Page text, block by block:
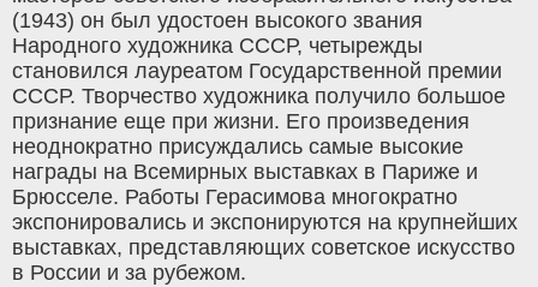
(1943) он был удостоен высокого звания
Народного художника СССР, четырежды
становился лауреатом Государственной премии
СССР. Творчество художника получило большое
признание еще при жизни. Его произведения
неоднократно присуждались самые высокие
награды на Всемирных выставках в Париже и
Брюсселе. Работы Герасимова многократно
экспонировались и экспонируются на крупнейших
выставках, представляющих советское искусство
в России и за рубежом.